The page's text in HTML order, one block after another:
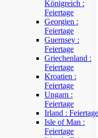
Königreich :
Feiertage
Georgien :
Feiertage
Guernsey :
Feiertage
Griechenland :
Feiertage
Kroatien :
Feiertage
Ungarn :
Feiertage
Irland : Feiertage
Isle of Man :
Feiertage